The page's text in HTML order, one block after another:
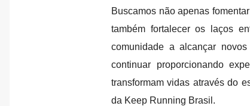
Buscamos não apenas
também fortalecer os laços
comunidade a alcançar
continuar proporcionando
transformam vidas através do
da Keep Running Brasil.